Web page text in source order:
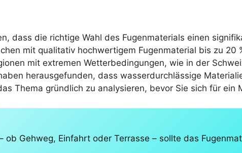
dass die richtige Wahl des Fugenmaterials einen
mit qualitativ hochwertigem Fugenmaterial bis zu 20
mit extremen Wetterbedingungen, wie in der
herausgefunden, dass wasserdurchlässige
Thema gründlich zu analysieren, bevor Sie sich für ein
Gehweg, Einfahrt oder Terrasse – sollte das